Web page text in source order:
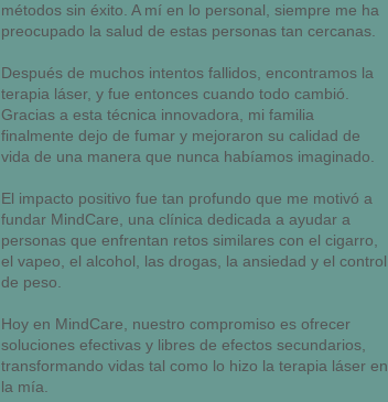
métodos sin éxito. A mí en lo personal, siempre me ha
preocupado la salud de estas personas tan cercanas.
Después de muchos intentos fallidos, encontramos la
terapia láser, y fue entonces cuando todo cambió.
Gracias a esta técnica innovadora, mi familia
finalmente dejo de fumar y mejoraron su calidad de
vida de una manera que nunca habíamos imaginado.
El impacto positivo fue tan profundo que me motivó a
fundar MindCare, una clínica dedicada a ayudar a
personas que enfrentan retos similares con el cigarro,
el vapeo, el alcohol, las drogas, la ansiedad y el control
de peso.
Hoy en MindCare, nuestro compromiso es ofrecer
soluciones efectivas y libres de efectos secundarios,
transformando vidas tal como lo hizo la terapia láser en
la mía.